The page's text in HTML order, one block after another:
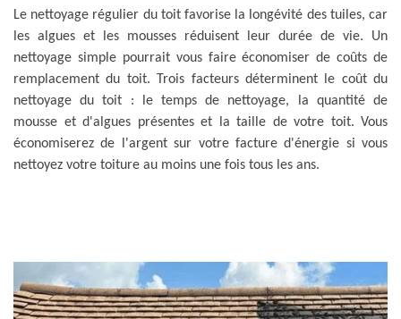
Le nettoyage régulier du toit favorise la longévité des tuiles, car
les algues et les mousses réduisent leur durée de vie. Un
nettoyage simple pourrait vous faire économiser de coûts de
remplacement du toit. Trois facteurs déterminent le coût du
nettoyage du toit : le temps de nettoyage, la quantité de
mousse et d'algues présentes et la taille de votre toit. Vous
économiserez de l'argent sur votre facture d'énergie si vous
nettoyez votre toiture au moins une fois tous les ans.